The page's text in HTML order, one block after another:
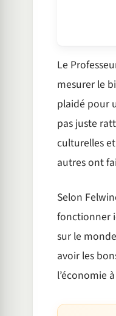
Le
mesurer le
plaidé pour
pas juste
culturelles
autres ont
Selon
fonctionner
sur le
avoir les
l’économie